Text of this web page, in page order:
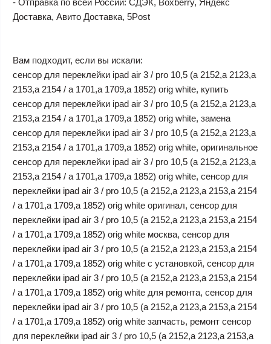
Доставка, Авито Доставка, 5Post
Вам подходит, если вы искали:
сенсор для переклейки ipad air 3 / pro 10,5 (a 2152,a 2123,a
2153,a 2154 / a 1701,a 1709,a 1852) orig white, купить
сенсор для переклейки ipad air 3 / pro 10,5 (a 2152,a 2123,a
2153,a 2154 / a 1701,a 1709,a 1852) orig white, замена
сенсор для переклейки ipad air 3 / pro 10,5 (a 2152,a 2123,a
2153,a 2154 / a 1701,a 1709,a 1852) orig white, оригинальное
сенсор для переклейки ipad air 3 / pro 10,5 (a 2152,a 2123,a
2153,a 2154 / a 1701,a 1709,a 1852) orig white, сенсор для
переклейки ipad air 3 / pro 10,5 (a 2152,a 2123,a 2153,a 2154
/ a 1701,a 1709,a 1852) orig white оригинал, сенсор для
переклейки ipad air 3 / pro 10,5 (a 2152,a 2123,a 2153,a 2154
/ a 1701,a 1709,a 1852) orig white москва, сенсор для
переклейки ipad air 3 / pro 10,5 (a 2152,a 2123,a 2153,a 2154
/ a 1701,a 1709,a 1852) orig white с установкой, сенсор для
переклейки ipad air 3 / pro 10,5 (a 2152,a 2123,a 2153,a 2154
/ a 1701,a 1709,a 1852) orig white для ремонта, сенсор для
переклейки ipad air 3 / pro 10,5 (a 2152,a 2123,a 2153,a 2154
/ a 1701,a 1709,a 1852) orig white запчасть, ремонт сенсор
для переклейки ipad air 3 / pro 10,5 (a 2152,a 2123,a 2153,a